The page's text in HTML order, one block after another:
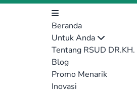
Beranda
Untuk Anda
Tentang RSUD
Blog
Promo Menarik
Inovasi